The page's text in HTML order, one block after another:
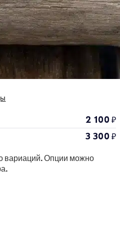
2 100₽
3 300₽
вариаций. Опции можно